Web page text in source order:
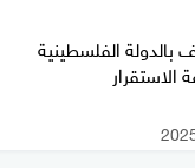
بالدولة الفلسطينية
الاستقرار